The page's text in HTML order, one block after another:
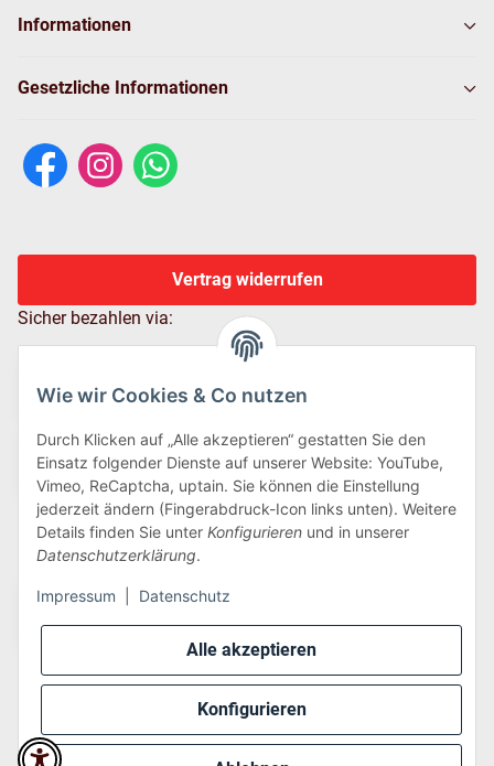
Alle akzeptieren
Konfigurieren
Wie wir Cookies & Co nutzen
Durch Klicken auf „Alle akzeptieren“ gestatten Sie den
Einsatz folgender Dienste auf unserer Website: YouTube,
Vimeo, ReCaptcha, uptain. Sie können die Einstellung
jederzeit ändern (Fingerabdruck-Icon links unten). Weitere
Details finden Sie unter Konfigurieren und in unserer
Datenschutzerklärung.
Impressum Datenschutz
Informationen
Gesetzliche Informationen
Vertrag widerrufen
Sicher bezahlen via:
Wir versenden via:
* Alle Preise inkl. gesetzlicher USt., zzgl.Versand